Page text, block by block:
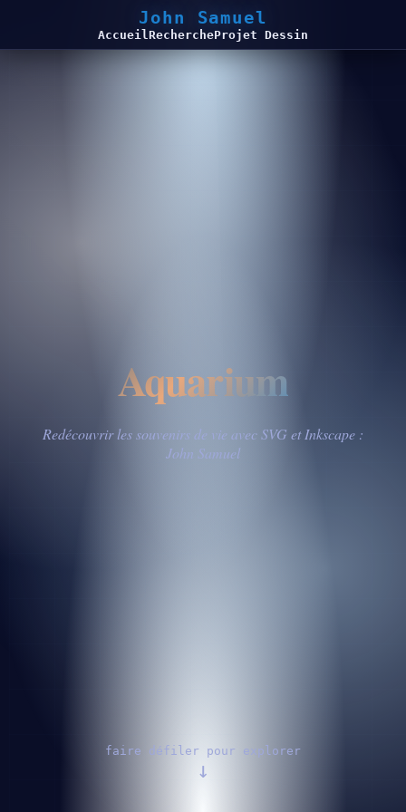
John Samuel
AccueilRechercheProjet Dessin
Aquarium
Redécouvrir les souvenirs de vie avec SVG et Inkscape :
John Samuel
faire défiler pour explorer